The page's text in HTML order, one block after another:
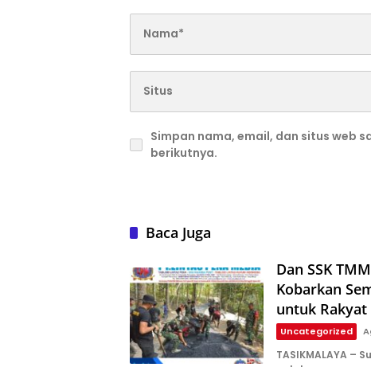
Simpan nama, email, dan situs web
berikutnya.
Baca Juga
Dan SSK
Kobarkan
untuk Rakyat
Uncategorized
TASIKMALAYA –